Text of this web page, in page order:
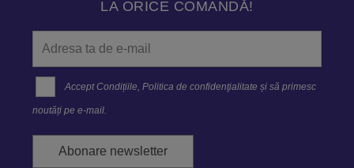
LA ORICE COMANDĂ!
Accept Condițiile,Politica de confidenţialitate și să primesc
noutăți pe e-mail.
Abonare newsletter